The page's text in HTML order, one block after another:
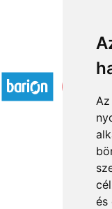
és